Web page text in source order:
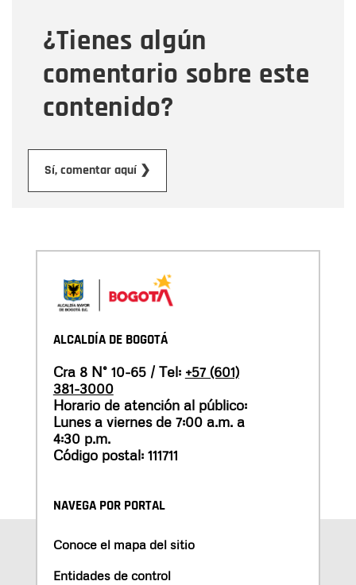
¿Tienes algún
comentario sobre este
contenido?
Sí, comentar aquí ❯
Mensaje
ALCALDÍA DE BOGOTÁ
Cra 8 N° 10-65 / Tel: +57 (601)
381-3000
Horario de atención al público:
Lunes a viernes de 7:00 a.m. a
4:30 p.m.
Código postal: 111711
NAVEGA POR PORTAL
Conoce el mapa del sitio
Entidades de control